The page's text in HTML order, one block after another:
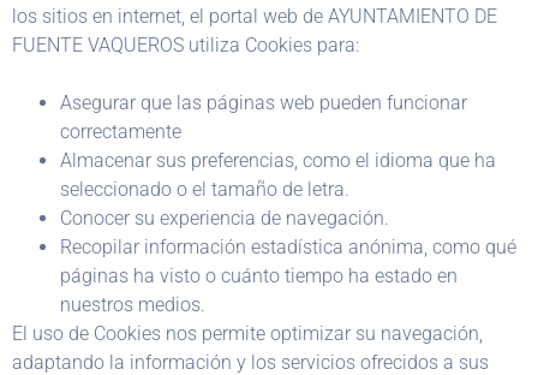
los sitios en internet, el portal web de AYUNTAMIENTO DE
FUENTE VAQUEROS utiliza Cookies para:
Asegurar que las páginas web pueden funcionar
correctamente
Almacenar sus preferencias, como el idioma que ha
seleccionado o el tamaño de letra.
Conocer su experiencia de navegación.
Recopilar información estadística anónima, como qué
páginas ha visto o cuánto tiempo ha estado en
nuestros medios.
El uso de Cookies nos permite optimizar su navegación,
adaptando la información y los servicios ofrecidos a sus